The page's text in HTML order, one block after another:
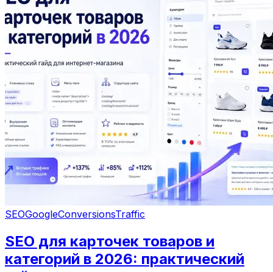
SEOGoogleConversionsTraffic
SEO для карточек товаров и
категорий в 2026: практический